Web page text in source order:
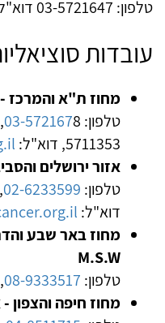
טלפון: 03-5721647 דוא"ל:
עובדות
מחוז ת"א והמרכז -
טלפון:
03-572167
5711353, דוא"ל:
אזור ירושלים
טלפון: 02-6233599
,
דוא"ל:
מחוז באר שבע
M.S.W
טלפון: 08-9333517
מחוז חיפה